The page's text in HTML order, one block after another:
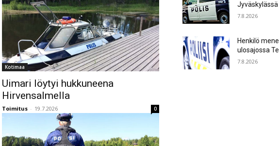
Kotimaa
Uimari löytyi hukkuneena
Hirvensalmella
Toimitus - 19.7.2026 0
Jyväskylässä
7.8.2026
Henkilö
ulosajossa
7.8.2026